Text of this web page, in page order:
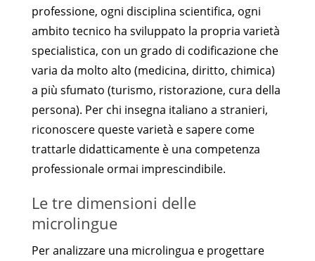
professione, ogni disciplina scientifica, ogni
ambito tecnico ha sviluppato la propria varietà
specialistica, con un grado di codificazione che
varia da molto alto (medicina, diritto, chimica)
a più sfumato (turismo, ristorazione, cura della
persona). Per chi insegna italiano a stranieri,
riconoscere queste varietà e sapere come
trattarle didatticamente è una competenza
professionale ormai imprescindibile.
Le tre dimensioni delle
microlingue
Per analizzare una microlingua e progettare